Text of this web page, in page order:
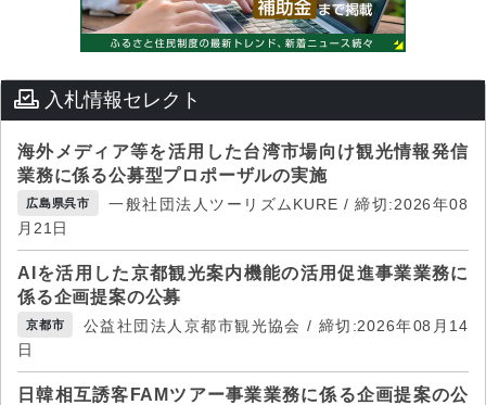
入札情報セレクト
海外メディア等を活用した台湾市場向け観光情報発信
業務に係る公募型プロポーザルの実施
広島県呉市
一般社団法人ツーリズムKURE / 締切:2026年08
月21日
AIを活用した京都観光案内機能の活用促進事業業務に
係る企画提案の公募
京都市
公益社団法人京都市観光協会 / 締切:2026年08月14
日
日韓相互誘客FAMツアー事業業務に係る企画提案の公